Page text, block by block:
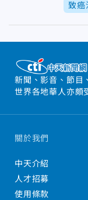
致癌
新聞、影音、節目
世界各地華人亦頗
關於我們
中天介紹
人才招募
使用條款